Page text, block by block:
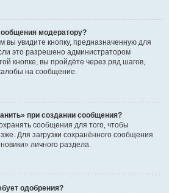
модератору?
увидите кнопку, предназначенную для
это разрешено администратором
кнопке, вы пройдёте через ряд шагов,
на сообщение.
при создании сообщения?
сообщения для того, чтобы
Для загрузки сохранённого сообщения
личного раздела.
одобрения?